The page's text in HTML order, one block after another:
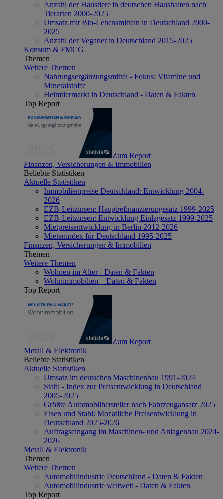
Anzahl der Haustiere in deutschen Haushalten nach
Tierarten 2000-2025
Umsatz mit Bio-Lebensmitteln in Deutschland 2000-
2025
Anzahl der Veganer in Deutschland 2015-2025
Konsum & FMCG
Themen
Weitere Themen
Nahrungsergänzungsmittel - Fokus: Vitamine und
Mineralstoffe
Heimtiermarkt in Deutschland - Daten & Fakten
Top Report
Zum Report
Finanzen, Versicherungen & Immobilien
Beliebte Statistiken
Aktuelle Statistiken
Immobilienpreise Deutschland: Entwicklung 2004-
2026
EZB-Leitzinsen: Hauptrefinanzierungssatz 1999-2025
EZB-Leitzinsen: Entwicklung Einlagesatz 1999-2025
Mietpreisentwicklung in Berlin 2012-2026
Mietenindex für Deutschland 1995-2025
Finanzen, Versicherungen & Immobilien
Themen
Weitere Themen
Wohnen im Alter - Daten & Fakten
Wohnimmobilien – Daten & Fakten
Top Report
Zum Report
Metall & Elektronik
Beliebte Statistiken
Aktuelle Statistiken
Umsatz im deutschen Maschinenbau 1991-2024
Stahl - Index zur Preisentwicklung in Deutschland
2005-2025
Größte Automobilhersteller nach Fahrzeugabsatz 2025
Eisen und Stahl: Monatliche Preisentwicklung in
Deutschland 2025-2026
Auftragseingang im Maschinen- und Anlagenbau 2024-
2026
Metall & Elektronik
Themen
Weitere Themen
Automobilindustrie Deutschland - Daten & Fakten
Automobilindustrie weltweit - Daten & Fakten
Top Report